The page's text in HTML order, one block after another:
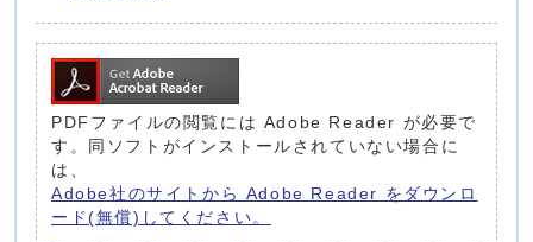
PDFファイルの閲覧には Adobe Reader が必要で
す。同ソフトがインストールされていない場合に
は、
Adobe社のサイトから Adobe Reader をダウンロ
ード(無償)してください。